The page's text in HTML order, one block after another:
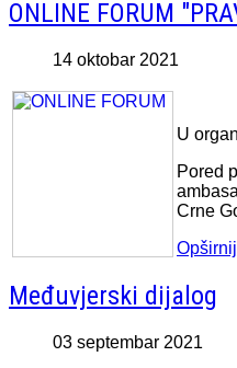
ONLINE FORUM
14 oktobar 2021
U
Pored
Crne
Međuvjerski dijalog
03 septembar 2021